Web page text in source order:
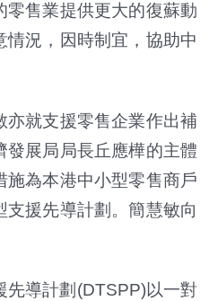
零售業提供更大的復蘇動
況，因時制宜，協助中
就支援零售企業作出補
發展局局長丘應樺的主體
施為本港中小型零售商戶
援先導計劃。簡慧敏向
導計劃(DTSPP)以一對